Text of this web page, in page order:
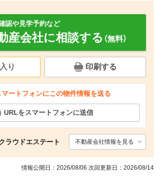
ース
洗面設備 バルコニー セキュリティ
その他設備 玄関
認や見学予約など
産会社に相談する （無料）
り 印刷する
ートフォンにこの物件情報を送る
URLをスマートフォンに送信
ラウドエステート 不動産会社情報を見る
情報公開日：2026/08/06 次回更新日：2026/08/14